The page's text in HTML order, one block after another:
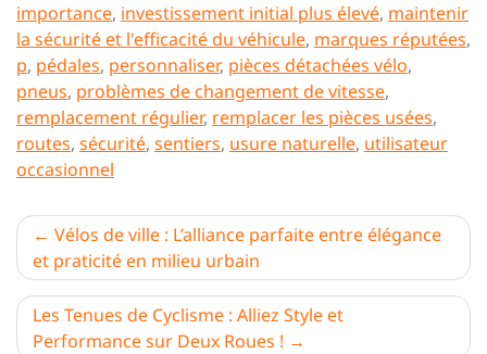
importance, investissement initial plus élevé, maintenir
la sécurité et l'efficacité du véhicule, marques réputées,
p, pédales, personnaliser, pièces détachées vélo,
pneus, problèmes de changement de vitesse,
remplacement régulier, remplacer les pièces usées,
routes, sécurité, sentiers, usure naturelle, utilisateur
occasionnel
Navigation
de
l’article
Vélos de ville : L’alliance parfaite entre élégance
et praticité en milieu urbain
Les Tenues de Cyclisme : Alliez Style et
Performance sur Deux Roues !